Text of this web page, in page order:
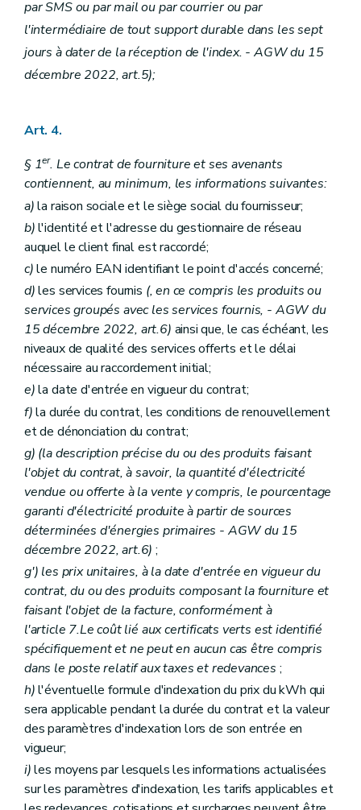
par SMS ou par mail ou par courrier ou par
l'intermédiaire de tout support durable dans les sept
jours à dater de la réception de l'index. - AGW du 15
décembre 2022, art.5);
Art. 4.
§ 1er. Le contrat de fourniture et ses avenants
contiennent, au minimum, les informations suivantes:
a)la raison sociale et le siège social du fournisseur;
b)l'identité et l'adresse du gestionnaire de réseau
auquel le client final est raccordé;
c)le numéro EAN identifiant le point d'accés concerné;
d)les services fournis (, en ce compris les produits ou
services groupés avec les services fournis, - AGW du
15 décembre 2022, art.6) ainsi que, le cas échéant, les
niveaux de qualité des services offerts et le délai
nécessaire au raccordement initial;
e)la date d'entrée en vigueur du contrat;
f)la durée du contrat, les conditions de renouvellement
et de dénonciation du contrat;
g) (la description précise du ou des produits faisant
l'objet du contrat, à savoir, la quantité d'électricité
vendue ou offerte à la vente y compris, le pourcentage
garanti d'électricité produite à partir de sources
déterminées d'énergies primaires - AGW du 15
décembre 2022, art.6);
g') les prix unitaires, à la date d'entrée en vigueur du
contrat, du ou des produits composant la fourniture et
faisant l'objet de la facture, conformément à
l'article 7.Le coût lié aux certificats verts est identifié
spécifiquement et ne peut en aucun cas être compris
dans le poste relatif aux taxes et redevances ;
h)l'éventuelle formule d'indexation du prix du kWh qui
sera applicable pendant la durée du contrat et la valeur
des paramètres d'indexation lors de son entrée en
vigueur;
i)les moyens par lesquels les informations actualisées
sur les paramètres d'indexation, les tarifs applicables et